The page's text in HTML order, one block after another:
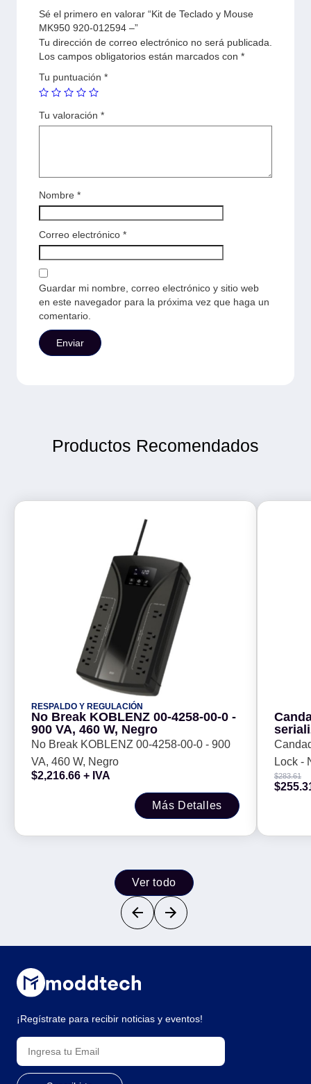
Sé el primero en valorar “Kit de Teclado y Mouse
MK950 920-012594 –”
Tu dirección de correo electrónico no será publicada.
Los campos obligatorios están marcados con *
Tu puntuación *
Tu valoración *
Nombre *
Correo electrónico *
Guardar mi nombre, correo electrónico y sitio web
en este navegador para la próxima vez que haga un
comentario.
Productos Recomendados
RESPALDO Y REGULACIÓN
No Break KOBLENZ 00-4258-00-0 -
900 VA, 460 W, Negro
No Break KOBLENZ 00-4258-00-0 - 900
VA, 460 W, Negro
$2,216.66 + IVA
Más Detalles
Lock -
$283.61
$
Ver todo
¡Regístrate para recibir noticias y eventos!